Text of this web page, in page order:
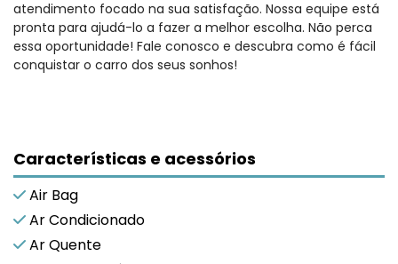
atendimento focado na sua satisfação. Nossa equipe está
pronta para ajudá-lo a fazer a melhor escolha. Não perca
essa oportunidade! Fale conosco e descubra como é fácil
conquistar o carro dos seus sonhos!
Características e acessórios
Air Bag
Ar Condicionado
Ar Quente